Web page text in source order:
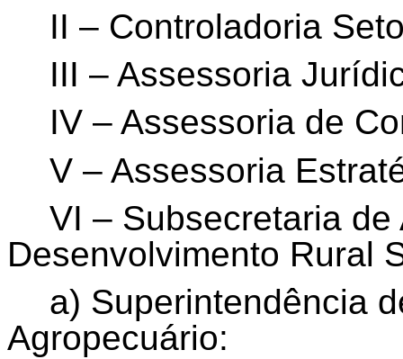
II – Controladoria
III – Assessoria
IV – Assessoria de
V – Assessoria
VI – Subsecretaria
Desenvolvimento Rural
a) Superintendência
Agropecuário: